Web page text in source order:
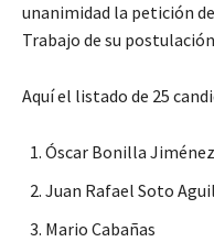
unanimidad la petición
Trabajo de su
Aquí el listado de 25
Óscar Bonilla Jiménez
Juan Rafael Soto
Mario Cabañas